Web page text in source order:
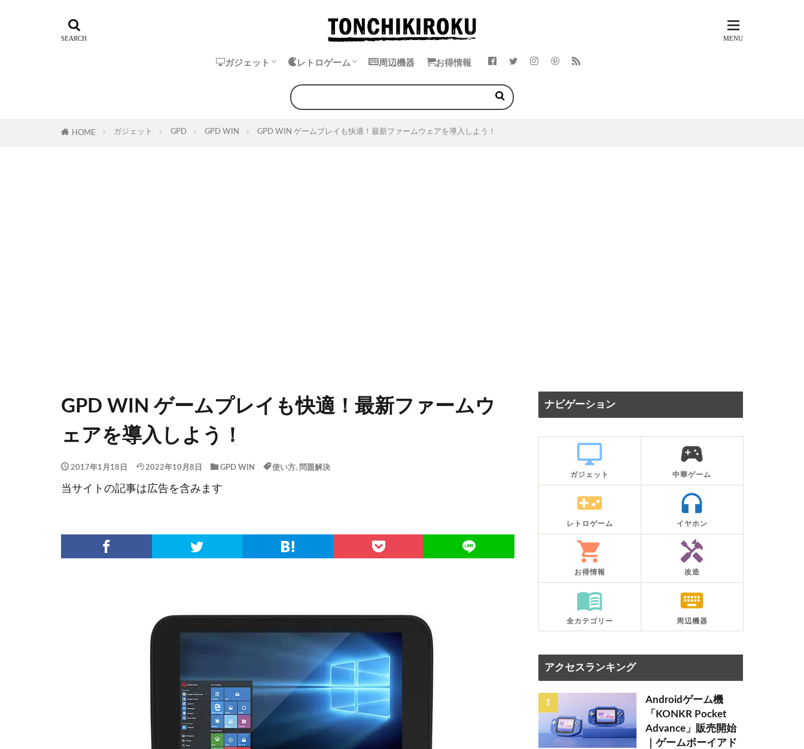
ガジェット
オーディオ・イヤホン
レトロゲーム
エミュレータ
中華ゲーム機
ゲームボーイ
ゲームギア
ワンダースワン
ネオジオポケット
周辺機器 お得情報
HOME ガジェット GPD GPD WIN GPD WIN ゲームプレイも快適！最新ファームウェアを導入しよう！
GPD WIN ゲームプレイも快適！最新ファームウ
ェアを導入しよう！
2017年1月18日 2022年10月8日 GPD WIN 使い方, 問題解決
当サイトの記事は広告を含みます
ナビゲーション
desktop_windows
ガジェット
sports_esports
中華ゲーム
videogame_asset
レトロゲーム
headphones
イヤホン
shopping_cart
お得情報
handyman
改造
menu_book
全カテゴリー
keyboard
周辺機器
アクセスランキング
Androidゲーム機
「KONKR Pocket
Advance」販売開始
｜ゲームボーイアド